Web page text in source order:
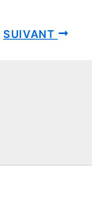
SUIVANT